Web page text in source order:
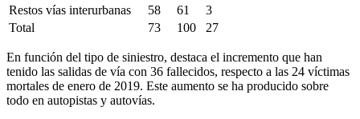
Restos vías interurbanas
58 61
3
Total
73 100 27
En función del tipo de siniestro, destaca el incremento que han
tenido las salidas de vía con 36 fallecidos, respecto a las 24 víctimas
mortales de enero de 2019. Este aumento se ha producido sobre
todo en autopistas y autovías.